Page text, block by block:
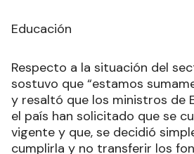
Educación
Respecto a la situación del
sostuvo que “estamos
y resaltó que los ministros de
el país han solicitado que se
vigente y que, se decidió
cumplirla y no transferir los